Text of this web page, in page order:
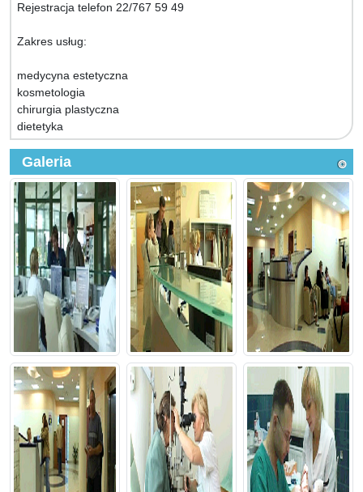
Rejestracja telefon 22/767 59 49
Zakres usług:
medycyna estetyczna
kosmetologia
chirurgia plastyczna
dietetyka
Galeria